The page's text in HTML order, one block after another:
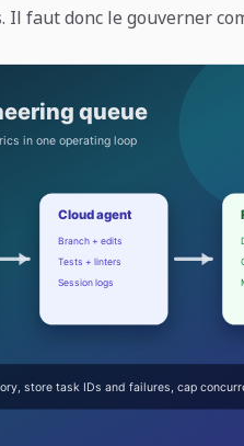
faut donc le gouverner